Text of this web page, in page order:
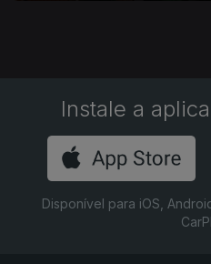
Instale a
Disponível para iOS,